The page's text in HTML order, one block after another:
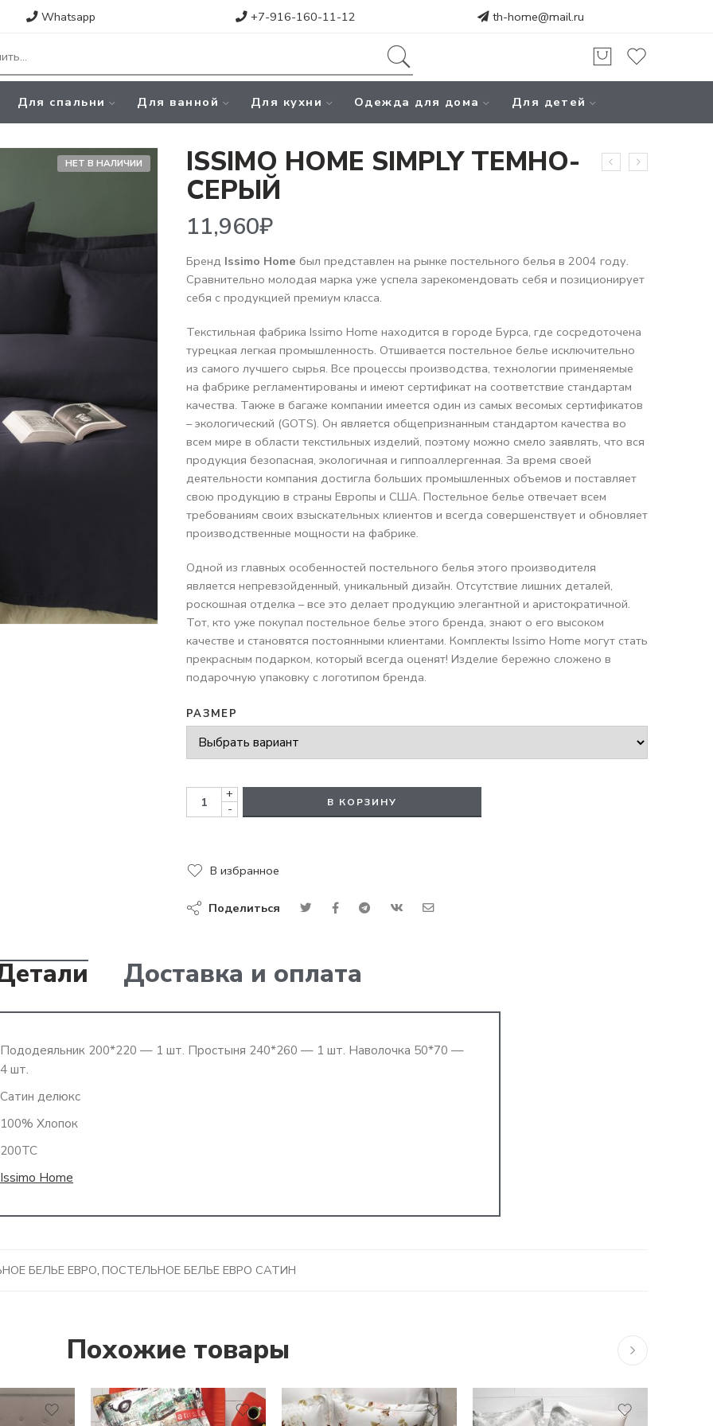
Whatsapp +7-916-160-11-12 th-home@mail.ru
Для спальни Для ванной Для кухни Одежда для дома Для детей
НЕТ В НАЛИЧИИ ISSIMO HOME SIMPLY ТЕМНО-
СЕРЫЙ
11,960₽
Бренд Issimo Home был представлен на рынке постельного белья в 2004 году.
Сравнительно молодая марка уже успела зарекомендовать себя и позиционирует
себя с продукцией премиум класса.
Текстильная фабрика Issimo Home находится в городе Бурса, где сосредоточена
турецкая легкая промышленность. Отшивается постельное белье исключительно
из самого лучшего сырья. Все процессы производства, технологии применяемые
на фабрике регламентированы и имеют сертификат на соответствие стандартам
качества. Также в багаже компании имеется один из самых весомых сертификатов
– экологический (GOTS). Он является общепризнанным стандартом качества во
всем мире в области текстильных изделий, поэтому можно смело заявлять, что вся
продукция безопасная, экологичная и гиппоаллергенная. За время своей
деятельности компания достигла больших промышленных объемов и поставляет
свою продукцию в страны Европы и США. Постельное белье отвечает всем
требованиям своих взыскательных клиентов и всегда совершенствует и обновляет
производственные мощности на фабрике.
Одной из главных особенностей постельного белья этого производителя
является непревзойденный, уникальный дизайн. Отсутствие лишних деталей,
роскошная отделка – все это делает продукцию элегантной и аристократичной.
Тот, кто уже покупал постельное белье этого бренда, знают о его высоком
качестве и становятся постоянными клиентами. Комплекты Issimo Home могут стать
прекрасным подарком, который всегда оценят! Изделие бережно сложено в
подарочную упаковку с логотипом бренда.
РАЗМЕР
+
-
В КОРЗИНУ
В избранное
Поделиться
Доставка и оплата
Пододеяльник 200*220 — 1 шт. Простыня 240*260 — 1 шт. Наволочка 50*70 —
4 шт.
Сатин делюкс
100% Хлопок
200TC
Issimo Home
БЕЛЬЕ ЕВРО, ПОСТЕЛЬНОЕ БЕЛЬЕ ЕВРО САТИН
Похожие товары